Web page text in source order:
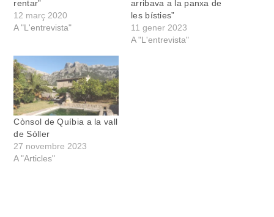
rentar”
12 març 2020
A "L'entrevista"
arribava a la panxa de
les bísties”
11 gener 2023
A "L'entrevista"
Cònsol de Quíbia a la vall
de Sóller
27 novembre 2023
A "Articles"